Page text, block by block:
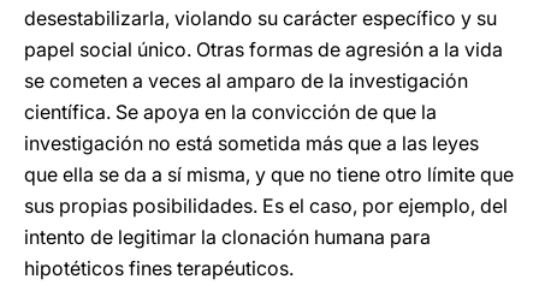
desestabilizarla, violando su carácter específico y su
papel social único. Otras formas de agresión a la vida
se cometen a veces al amparo de la investigación
científica. Se apoya en la convicción de que la
investigación no está sometida más que a las leyes
que ella se da a sí misma, y que no tiene otro límite que
sus propias posibilidades. Es el caso, por ejemplo, del
intento de legitimar la clonación humana para
hipotéticos fines terapéuticos.